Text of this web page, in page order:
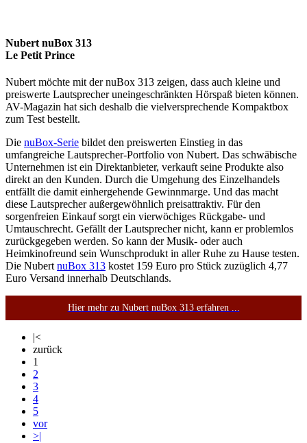
Nubert nuBox 313
Le Petit Prince
Nubert möchte mit der nuBox 313 zeigen, dass auch kleine und
preiswerte Lautsprecher uneingeschränkten Hörspaß bieten können.
AV-Magazin hat sich deshalb die vielversprechende Kompaktbox
zum Test bestellt.
Die nuBox-Serie bildet den preiswerten Einstieg in das
umfangreiche Lautsprecher-Portfolio von Nubert. Das schwäbische
Unternehmen ist ein Direktanbieter, verkauft seine Produkte also
direkt an den Kunden. Durch die Umgehung des Einzelhandels
entfällt die damit einhergehende Gewinnmarge. Und das macht
diese Lautsprecher außergewöhnlich preisattraktiv. Für den
sorgenfreien Einkauf sorgt ein vierwöchiges Rückgabe- und
Umtauschrecht. Gefällt der Lautsprecher nicht, kann er problemlos
zurückgegeben werden. So kann der Musik- oder auch
Heimkinofreund sein Wunschprodukt in aller Ruhe zu Hause testen.
Die NubertnuBox 313 kostet 159 Euro pro Stück zuzüglich 4,77
Euro Versand innerhalb Deutschlands.
Hier mehr zu Nubert nuBox 313 erfahren ...
|<
zurück
1
2
3
4
5
vor
>|